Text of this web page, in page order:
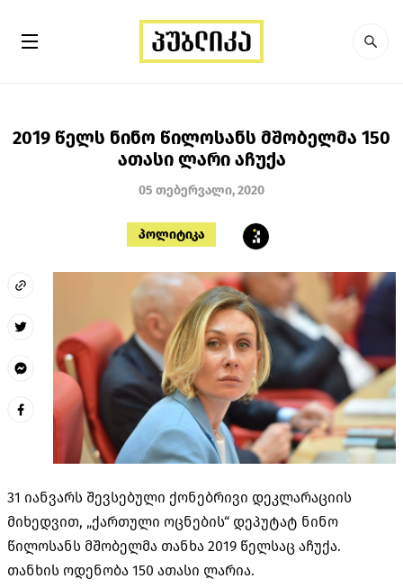
2019 წელს ნინო წილოსანს მშობელმა 150
ათასი ლარი აჩუქა
05 თებერვალი, 2020
პოლიტიკა
31 იანვარს შევსებული ქონებრივი დეკლარაციის
მიხედვით, „ქართული ოცნების“ დეპუტატ ნინო
წილოსანს მშობელმა თანხა 2019 წელსაც აჩუქა.
თანხის ოდენობა 150 ათასი ლარია.